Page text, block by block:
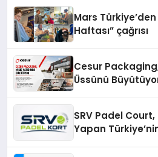
Mars
Haftası” çağrısı
Cesur
Üssünü
SRV Padel
Yapan